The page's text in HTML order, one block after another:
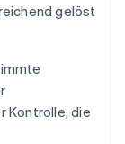
gelöst
Kontrolle, die